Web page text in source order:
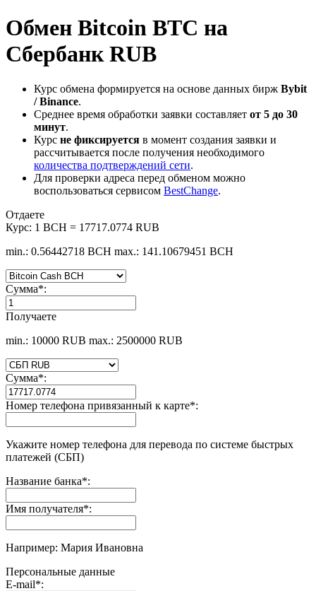
Обмен Bitcoin BTC на
Сбербанк RUB
Курс обмена формируется на основе данных бирж Bybit
/ Binance.
Среднее время обработки заявки составляет от 5 до 30
минут.
Курс не фиксируется в момент создания заявки и
рассчитывается после получения необходимого
количества подтверждений сети.
Для проверки адреса перед обменом можно
воспользоваться сервисом BestChange.
Отдаете
Курс: 1 BCH = 17717.0774 RUB
min.: 0.56442718 BCH max.: 141.10679451 BCH
Сумма*:
Получаете
min.: 10000 RUB max.: 2500000 RUB
Сумма*:
Номер телефона привязанный к карте*:
Укажите номер телефона для перевода по системе быстрых
платежей (СБП)
Название банка*:
Имя получателя*:
Например: Мария Ивановна
Персональные данные
E-mail*: